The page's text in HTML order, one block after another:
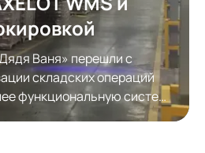
Ваня» перешли с
складских операций
функциональную систему
логистики AXELOT